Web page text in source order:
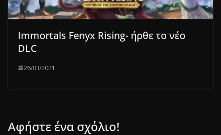
Immortals Fenyx Rising- ήρθε το νέo
DLC
26/03/2021
Αφήστε ένα σχόλιο!